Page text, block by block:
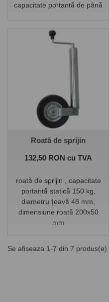
capacitate portantă de până
ușoară chiar și cu remorci și
rulote mai grele.
Roată de sprijin
Pret
132,50 RON cu TVA
roată de sprijin , capacitate
portantă statică 150 kg,
diametru țeavă 48 mm,
dimensiune roată 200x50
mm
Se afiseaza 1-7 din 7 produs(e)